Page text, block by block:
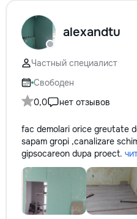
alexandtu
Частный специалист
Свободен
0,0
нет отзывов
fac demolari orice greutate
sapam gropi ,canalizare
gipsocarеon dupa proect.